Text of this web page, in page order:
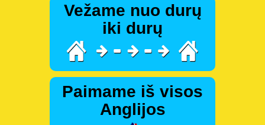
Vežame nuo durų
iki durų
Paimame iš visos
Anglijos